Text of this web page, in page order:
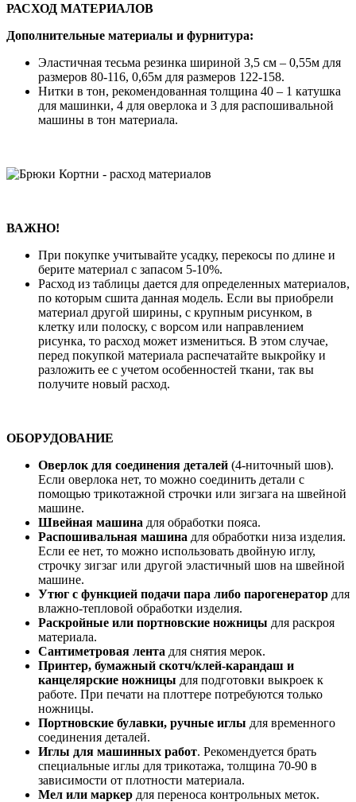
РАСХОД МАТЕРИАЛОВ
Дополнительные материалы и фурнитура:
Эластичная тесьма резинка шириной 3,5 см – 0,55м для
размеров 80-116, 0,65м для размеров 122-158.
Нитки в тон, рекомендованная толщина 40 – 1 катушка
для машинки, 4 для оверлока и 3 для распошивальной
машины в тон материала.
ВАЖНО!
При покупке учитывайте усадку, перекосы по длине и
берите материал с запасом 5-10%.
Расход из таблицы дается для определенных материалов,
по которым сшита данная модель. Если вы приобрели
материал другой ширины, с крупным рисунком, в
клетку или полоску, с ворсом или направлением
рисунка, то расход может измениться. В этом случае,
перед покупкой материала распечатайте выкройку и
разложить ее с учетом особенностей ткани, так вы
получите новый расход.
ОБОРУДОВАНИЕ
Оверлок для соединения деталей (4-ниточный шов).
Если оверлока нет, то можно соединить детали с
помощью трикотажной строчки или зигзага на швейной
машине.
Швейная машина для обработки пояса.
Распошивальная машина для обработки низа изделия.
Если ее нет, то можно использовать двойную иглу,
строчку зигзаг или другой эластичный шов на швейной
машине.
Утюг с функцией подачи пара либо парогенератор для
влажно-тепловой обработки изделия.
Раскройные или портновские ножницы для раскроя
материала.
Сантиметровая лента для снятия мерок.
Принтер, бумажный скотч/клей-карандаш и
канцелярские ножницы для подготовки выкроек к
работе. При печати на плоттере потребуются только
ножницы.
Портновские булавки, ручные иглы для временного
соединения деталей.
Иглы для машинных работ. Рекомендуется брать
специальные иглы для трикотажа, толщина 70-90 в
зависимости от плотности материала.
Мел или маркер для переноса контрольных меток.